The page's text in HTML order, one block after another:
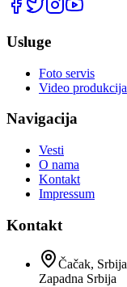
Usluge
Foto servis
Video produkcija
Navigacija
Vesti
O nama
Kontakt
Impressum
Kontakt
Čačak, Srbija
Zapadna Srbija